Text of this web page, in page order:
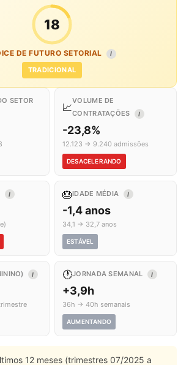
18
DE FUTURO SETORIAL I
TRADICIONAL
SETOR
📈
VOLUME DE
CONTRATAÇÕES
I
-23,8%
12.123 → 9.240 admissões
DESACELERANDO
I 🎂IDADE MÉDIA I
-1,4 anos
34,1 → 32,7 anos
ESTÁVEL
I 🕐JORNADA SEMANAL I
+3,9h
36h → 40h semanais
AUMENTANDO
12 meses (trimestres 07/2025 a